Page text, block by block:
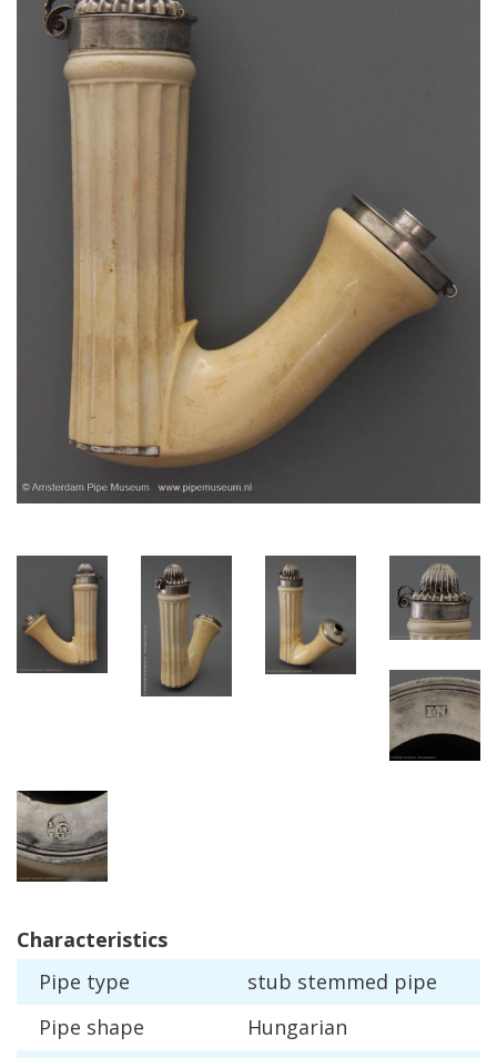
Characteristics
Pipe type stub stemmed pipe
Pipe shape
Hungarian